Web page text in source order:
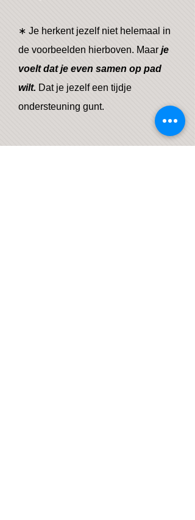
∗ Je herkent jezelf niet helemaal in
de voorbeelden hierboven. Maar je
voelt dat je even samen op pad
wilt. Dat je jezelf een tijdje
ondersteuning gunt.